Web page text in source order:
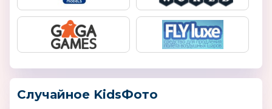
Случайное KidsФото